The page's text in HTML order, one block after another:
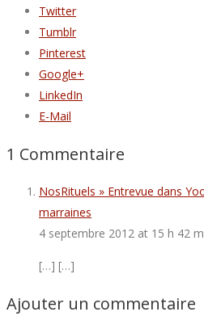
Twitter
Tumblr
Pinterest
Google+
LinkedIn
E-Mail
1 Commentaire
NosRituels » Entrevue dans
marraines
4 septembre 2012 at 15 h 42
[…] […]
Ajouter un commentaire